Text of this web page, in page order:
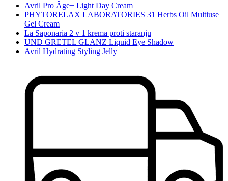
Avril Pro Âge+ Light Day Cream
PHYTORELAX LABORATORIES 31 Herbs Oil Multiuse
Gel Cream
La Saponaria 2 v 1 krema proti staranju
UND GRETEL GLANZ Liquid Eye Shadow
Avril Hydrating Styling Jelly